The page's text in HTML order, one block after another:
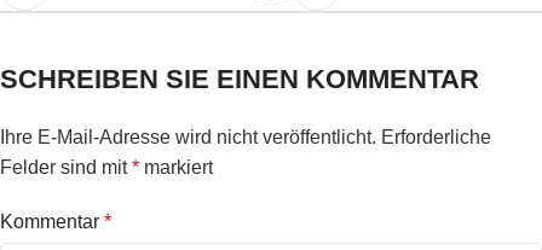
SCHREIBEN SIE EINEN KOMMENTAR
Ihre E-Mail-Adresse wird nicht veröffentlicht. Erforderliche
Felder sind mit* markiert
Kommentar *